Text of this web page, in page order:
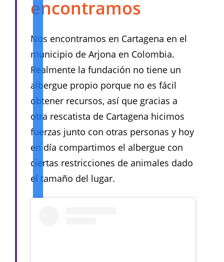
encontramos
Nos encontramos en Cartagena en el
municipio de Arjona en Colombia.
Realmente la fundación no tiene un
albergue propio porque no es fácil
obtener recursos, así que gracias a
otra rescatista de Cartagena hicimos
fuerzas junto con otras personas y hoy
en día compartimos el albergue con
ciertas restricciones de animales dado
el tamaño del lugar.